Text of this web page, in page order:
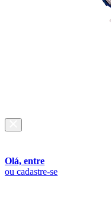
Olá, entre
ou cadastre-se